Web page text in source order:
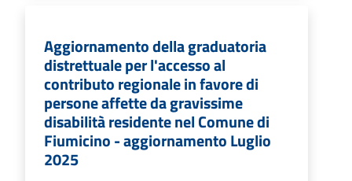
Aggiornamento della graduatoria
distrettuale per l'accesso al
contributo regionale in favore di
persone affette da gravissime
disabilità residente nel Comune di
Fiumicino - aggiornamento Luglio
2025